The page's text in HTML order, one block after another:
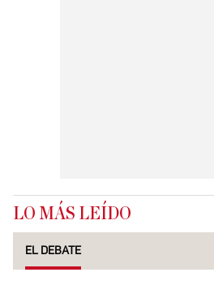
LO MÁS LEÍDO
EL DEBATE